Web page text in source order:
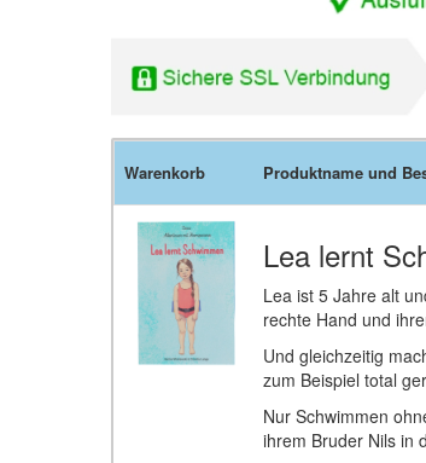
Warenkorb Produktname und
Lea lernt
Lea ist 5 Jahre alt
rechte Hand und
Und gleichzeitig
zum Beispiel total
Nur Schwimmen
ihrem Bruder Nils in